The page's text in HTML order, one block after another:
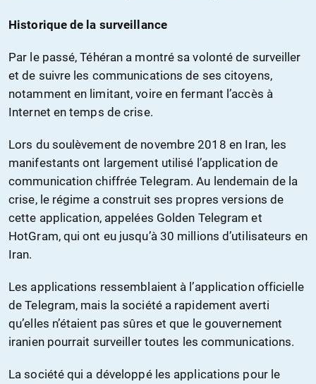
Historique de la surveillance
Par le passé, Téhéran a montré sa volonté de surveiller
et de suivre les communications de ses citoyens,
notamment en limitant, voire en fermant l’accès à
Internet en temps de crise.
Lors du soulèvement de novembre 2018 en Iran, les
manifestants ont largement utilisé l’application de
communication chiffrée Telegram. Au lendemain de la
crise, le régime a construit ses propres versions de
cette application, appelées Golden Telegram et
HotGram, qui ont eu jusqu’à 30 millions d’utilisateurs en
Iran.
Les applications ressemblaient à l’application officielle
de Telegram, mais la société a rapidement averti
qu’elles n’étaient pas sûres et que le gouvernement
iranien pourrait surveiller toutes les communications.
La société qui a développé les applications pour le